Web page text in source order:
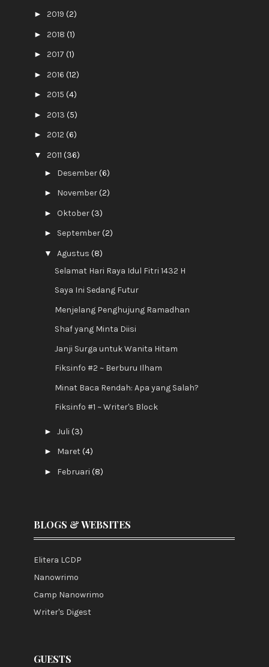
► 2019(2)
► 2018(1)
► 2017(1)
► 2016(12)
► 2015(4)
► 2013(5)
► 2012(6)
▼ 2011(36)
► Desember(6)
► November(2)
► Oktober(3)
► September(2)
▼Agustus(8)
Selamat Hari Raya Idul Fitri 1432 H
Saya Ini Sedang Futur
Menjelang Penghujung Ramadhan
Shaf yang Minta Diisi
Janji Surga untuk Wanita Hitam
Fiksinfo #2 ~ Berburu Ilham
Minat Baca Rendah: Apa yang Salah?
Fiksinfo #1 ~ Writer's Block
►Juli(3)
► Maret(4)
► Februari(8)
BLOGS & WEBSITES
Elitera LCDP
Nanowrimo
Camp Nanowrimo
Writer's Digest
GUESTS